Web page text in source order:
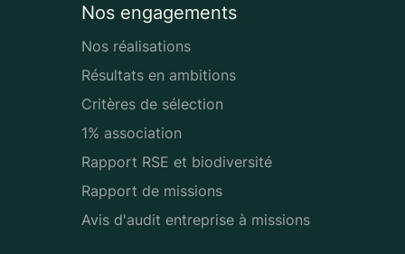
Nos engagements
Nos réalisations
Résultats en ambitions
Critères de sélection
1% association
Rapport RSE et biodiversité
Rapport de missions
Avis d'audit entreprise à missions